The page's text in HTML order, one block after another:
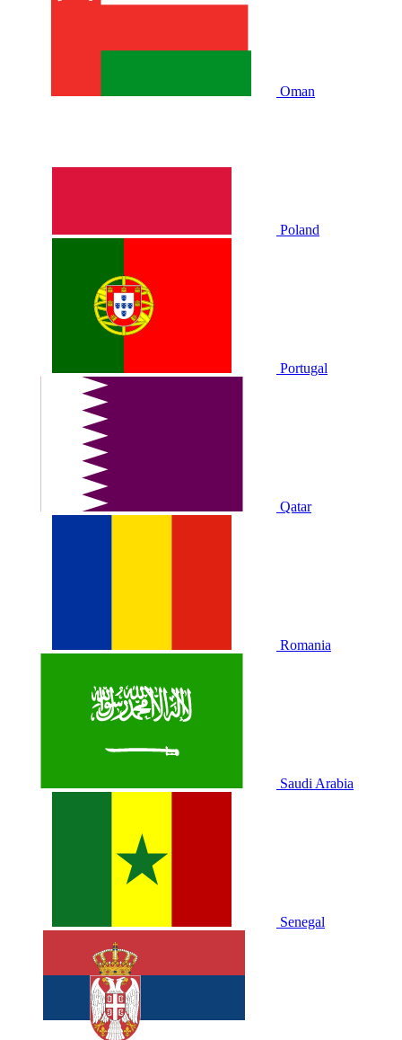
Oman
Poland
Portugal
Qatar
Romania
Saudi Arabia
Senegal